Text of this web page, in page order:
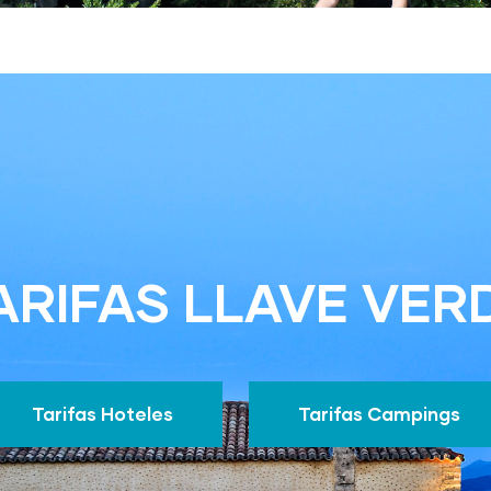
LLAVE
Tarifas Hoteles Tarifas Campings